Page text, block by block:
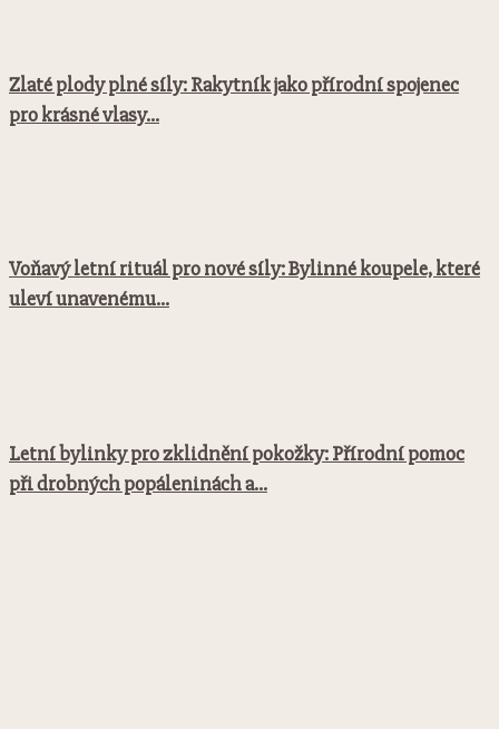
Zlaté plody plné síly: Rakytník jako přírodní spojenec
pro krásné vlasy...
Voňavý letní rituál pro nové síly: Bylinné koupele, které
uleví unavenému...
Letní bylinky pro zklidnění pokožky: Přírodní pomoc
při drobných popáleninách a...